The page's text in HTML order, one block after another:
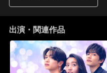
出演・関連作品